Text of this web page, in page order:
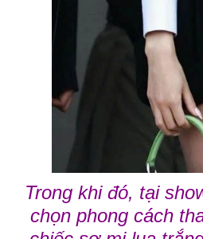
Trong khi đó, tại
chọn phong cách